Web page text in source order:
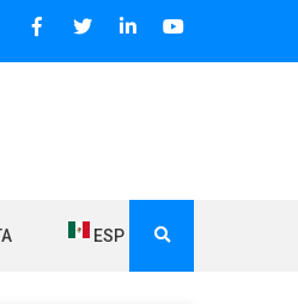
2006 DIFFONDE NOTIZIE SUI
ESP